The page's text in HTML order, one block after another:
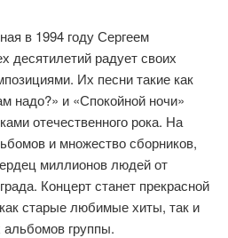
в 1994 году Сергеем
десятилетий радует своих
Их песни такие как
надо?» и «Спокойной ночи»
отечественного рока. На
и множество сборников,
миллионов людей от
Концерт станет прекрасной
старые любимые хиты, так и
альбомов группы.